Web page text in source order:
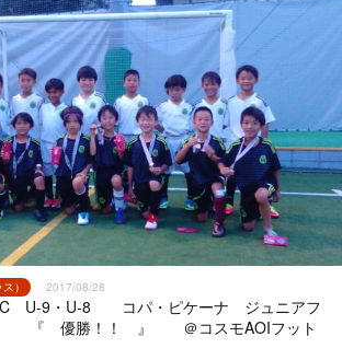
） 2017/08/28
U-9・U-8 コパ・ピケーナ ジュニアフ
『 優勝！！ 』 ＠コスモAOIフット